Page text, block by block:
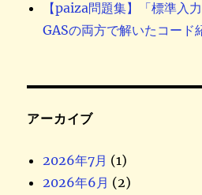
【paiza問題集】「標準入
GASの両方で解いたコード
アーカイブ
2026年7月 (1)
2026年6月 (2)